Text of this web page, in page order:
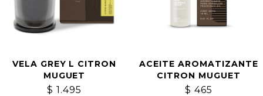
VELA GREY L CITRON
MUGUET
$ 1.495
ACEITE AROMATIZANTE
CITRON MUGUET
$ 465